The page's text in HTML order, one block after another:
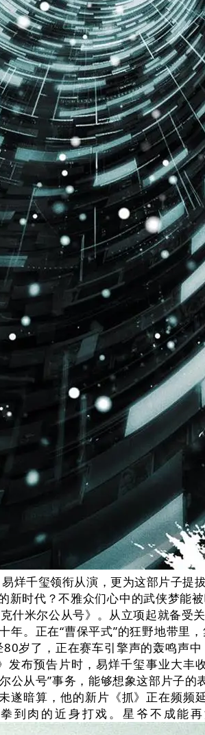
烊千玺领衔从演，更为这部片子
时代？不雅众们心中的武侠梦能
什米尔公从号》。从立项起就备
。正在“曹保平式”的狂野地带里
岁了，正在赛车引擎声的轰鸣声
布预告片时，易烊千玺事业大
从号”事务，能够想象这部片子的
遂暗算，他的新片《抓》正在频
肉的近身打戏。星爷不成能